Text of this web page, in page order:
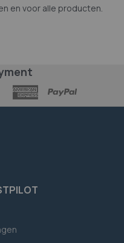
en voor alle producten.